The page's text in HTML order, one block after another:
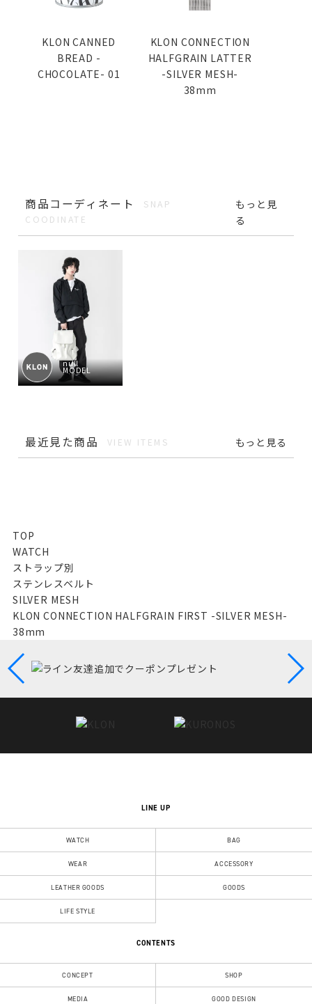
KLON CANNED
BREAD -
CHOCOLATE- 01
KLON CONNECTION
HALFGRAIN LATTER
-SILVER MESH-
38mm
商品コーディネート
SNAP
COODINATE
もっと見
る
null
MODEL
最近見た商品 VIEW ITEMS もっと見る
TOP
WATCH
ストラップ別
ステンレスベルト
SILVER MESH
KLON CONNECTION HALFGRAIN FIRST -SILVER MESH-
38mm
LINE UP
WATCH BAG
WEAR ACCESSORY
LEATHER GOODS GOODS
LIFE STYLE
CONTENTS
CONCEPT SHOP
MEDIA GOOD DESIGN